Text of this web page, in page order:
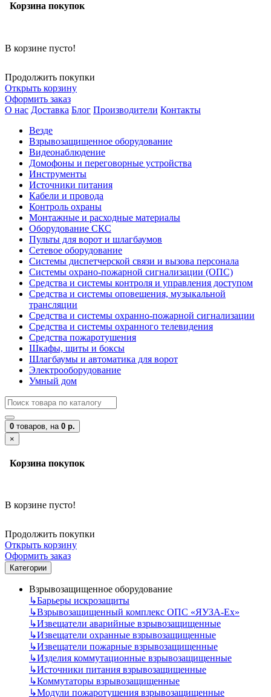
Корзина покупок
В корзине пусто!
Продолжить покупки
Открыть корзину
Оформить заказ
О нас Доставка Блог Производители Контакты
Везде
Взрывозащищенное оборудование
Видеонаблюдение
Домофоны и переговорные устройства
Инструменты
Источники питания
Кабели и провода
Контроль охраны
Монтажные и расходные материалы
Оборудование СКС
Пульты для ворот и шлагбаумов
Сетевое оборудование
Системы диспетчерской связи и вызова персонала
Системы охрано-пожарной сигнализации (ОПС)
Средства и системы контроля и управления доступом
Средства и системы оповещения, музыкальной
трансляции
Средства и системы охранно-пожарной сигнализации
Средства и системы охранного телевидения
Средства пожаротушения
Шкафы, щиты и боксы
Шлагбаумы и автоматика для ворот
Электрооборудование
Умный дом
0 товаров, на 0 р.
×
Корзина покупок
В корзине пусто!
Продолжить покупки
Открыть корзину
Оформить заказ
Категории
Взрывозащищенное оборудование
↳Барьеры искрозащиты
↳Взрывозащищенный комплекс ОПС «ЯУЗА-Ех»
↳Извещатели аварийные взрывозащищенные
↳Извещатели охранные взрывозащищенные
↳Извещатели пожарные взрывозащищенные
↳Изделия коммутационные взрывозащищенные
↳Источники питания взрывозащищенные
↳Коммутаторы взрывозащищенные
↳Модули пожаротушения взрывозащищенные